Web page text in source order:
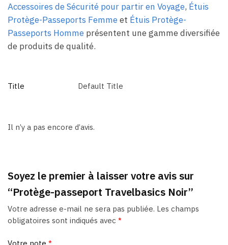
Accessoires de Sécurité pour partir en Voyage, Étuis
Protège-Passeports Femmeet Étuis Protège-
Passeports Homme présentent une gamme diversifiée
de produits de qualité.
Title Default Title
Il n’y a pas encore d’avis.
Soyez le premier à laisser votre avis sur
“Protège-passeport Travelbasics Noir”
Votre adresse e-mail ne sera pas publiée. Les champs
obligatoires sont indiqués avec *
Votre note *